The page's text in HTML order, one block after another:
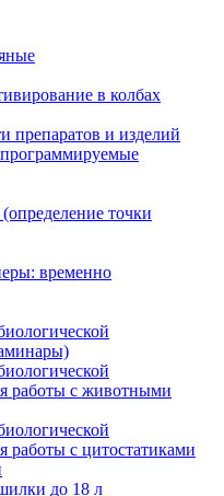
в колбах
препаратов и изделий
точки
временно
работы с животными
работы с цитостатиками
до 18 л